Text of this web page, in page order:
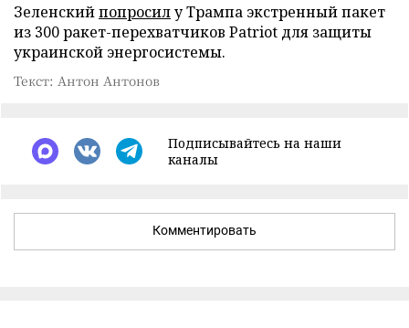
Зеленскийпопросилу Трампа экстренный пакет
из 300 ракет-перехватчиков Patriot для защиты
украинской энергосистемы.
Текст: Антон Антонов
Подписывайтесь на наши
каналы
Комментировать